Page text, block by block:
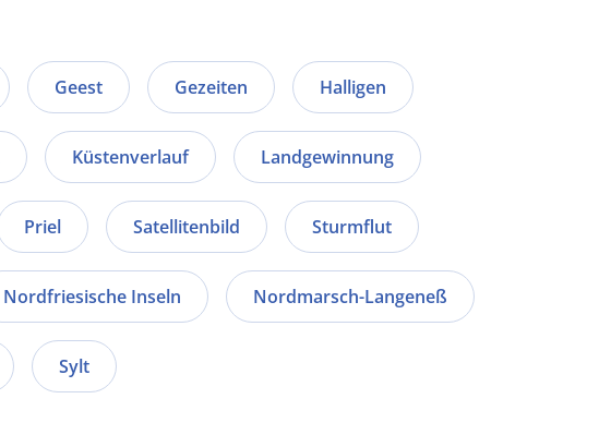
Geest Gezeiten Halligen
Küstenverlauf Landgewinnung
Priel Satellitenbild Sturmflut
Nordfriesische Inseln Nordmarsch-Langeneß
Sylt